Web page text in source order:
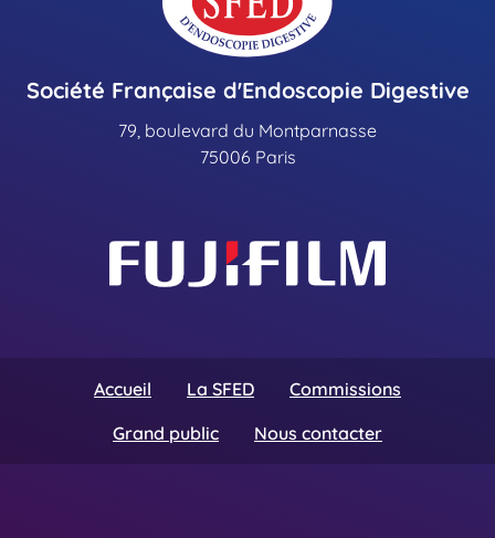
Société Française d'Endoscopie Digestive
79, boulevard du Montparnasse
75006 Paris
Accueil La SFED
Commissions
Grand public
Nous contacter